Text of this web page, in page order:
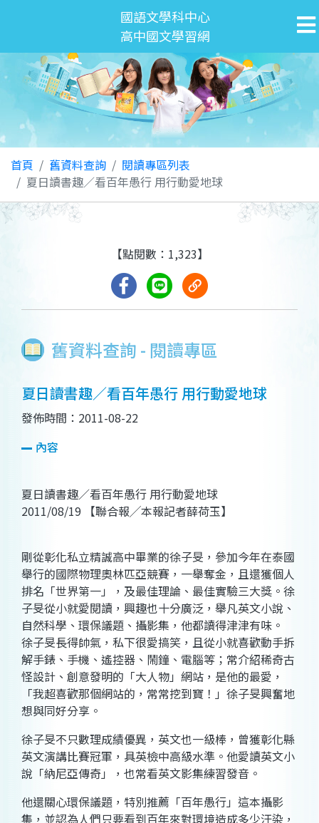
國語文學科中心
高中國文學習網
首頁 舊資料查詢
閱讀專區列表
夏日讀書趣／看百年愚行 用行動愛地球
舊資料查詢 - 閱讀專區
【點閱數：1,323】
夏日讀書趣／看百年愚行 用行動愛地球
發佈時間：2011-08-22
內容
夏日讀書趣／看百年愚行 用行動愛地球
2011/08/19 【聯合報╱本報記者薛荷玉】
剛從彰化私立精誠高中畢業的徐子旻，參加今年在泰國
舉行的國際物理奧林匹亞競賽，一舉奪金，且還獲個人
排名「世界第一」，及最佳理論、最佳實驗三大獎。徐
子旻從小就愛閱讀，興趣也十分廣泛，舉凡英文小說、
自然科學、環保議題、攝影集，他都讀得津津有味。
徐子旻長得帥氣，私下很愛搞笑，且從小就喜歡動手拆
解手錶、手機、遙控器、鬧鐘、電腦等；常介紹稀奇古
怪設計、創意發明的「大人物」網站，是他的最愛，
「我超喜歡那個網站的，常常挖到寶！」徐子旻興奮地
想與同好分享。
徐子旻不只數理成績優異，英文也一級棒，曾獲彰化縣
英文演講比賽冠軍，具英檢中高級水準。他愛讀英文小
說「納尼亞傳奇」，也常看英文影集練習發音。
他還關心環保議題，特別推薦「百年愚行」這本攝影
集，並認為人們只要看到百年來對環境造成多少汙染，